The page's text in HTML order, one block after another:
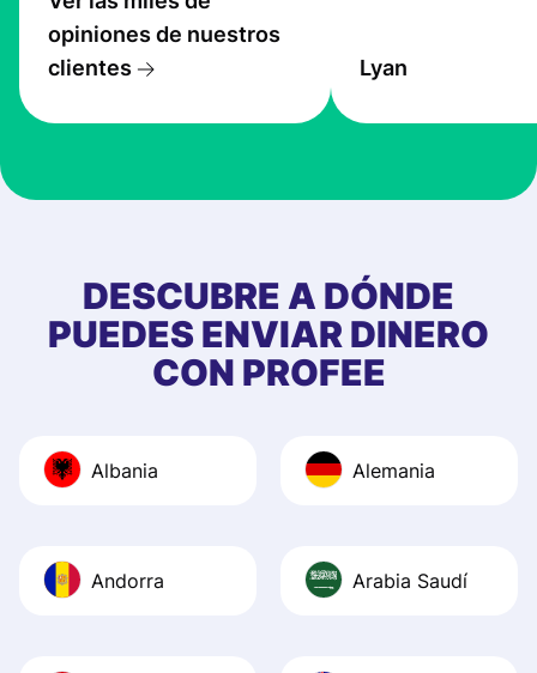
opiniones de nuestros
clientes
the exchange
at Profee is very
first started
app, and they
quick to provide
and helpful
Recommend it!
Lyan
DESCUBRE A DÓNDE
PUEDES ENVIAR DINERO
CON PROFEE
Albania Alemania
Andorra Arabia Saudí